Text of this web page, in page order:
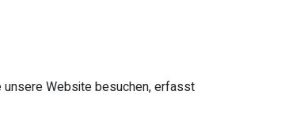
unsere Website besuchen, erfasst